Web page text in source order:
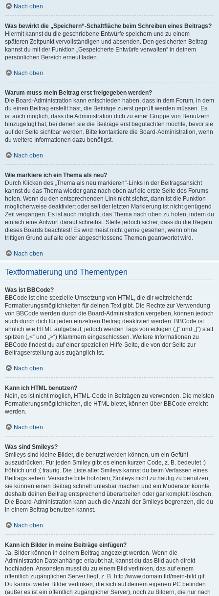
Nach oben
Was bewirkt die „Speichern“-Schaltfläche beim Schreiben eines Beitrags?
Hiermit kannst du die geschriebene Entwürfe speichern und zu einem
späteren Zeitpunkt vervollständigen und absenden. Den gesicherten Beitrag
kannst du mit der Funktion „Gespeicherte Entwürfe verwalten“ in deinem
persönlichen Bereich erneut laden.
Nach oben
Warum muss mein Beitrag erst freigegeben werden?
Die Board-Administration kann entschieden haben, dass in dem Forum, in dem
du einen Beitrag erstellt hast, die Beiträge zuerst geprüft werden müssen. Es
ist auch möglich, dass die Administration dich zu einer Gruppe von Benutzern
hinzugefügt hat, bei denen sie die Beiträge erst begutachten möchte, bevor sie
auf der Seite sichtbar werden. Bitte kontaktiere die Board-Administration, wenn
du weitere Informationen dazu benötigst.
Nach oben
Wie markiere ich ein Thema als neu?
Durch Klicken des „Thema als neu markieren“-Links in der Beitragsansicht
kannst du das Thema wieder ganz nach oben auf die erste Seite des Forums
holen. Wenn du den entsprechenden Link nicht siehst, dann ist die Funktion
möglicherweise deaktiviert oder seit der letzten Markierung ist nicht genügend
Zeit vergangen. Es ist auch möglich, das Thema nach oben zu holen, indem du
einfach eine Antwort darauf schreibst. Stelle jedoch sicher, dass du die Regeln
dieses Boards beachtest! Es wird meist nicht gerne gesehen, wenn ohne
triftigen Grund auf alte oder abgeschlossene Themen geantwortet wird.
Nach oben
Textformatierung und Thementypen
Was ist BBCode?
BBCode ist eine spezielle Umsetzung von HTML, die dir weitreichende
Formatierungsmöglichkeiten für deinen Text gibt. Die Rechte zur Verwendung
von BBCode werden durch die Board-Administration vergeben, können jedoch
auch durch dich für jeden einzelnen Beitrag deaktiviert werden. BBCode ist
ähnlich wie HTML aufgebaut, jedoch werden Tags von eckigen („[“ und „]“) statt
spitzen („<“ und „>“) Klammern eingeschlossen. Weitere Informationen zu
BBCode findest du auf einer speziellen Hilfe-Seite, die von der Seite zur
Beitragserstellung aus zugänglich ist.
Nach oben
Kann ich HTML benutzen?
Nein, es ist nicht möglich, HTML-Code in Beiträgen zu verwenden. Die meisten
Formatierungsmöglichkeiten, die HTML bietet, können über BBCode erreicht
werden.
Nach oben
Was sind Smileys?
Smileys sind kleine Bilder, die benutzt werden können, um ein Gefühl
auszudrücken. Für jeden Smiley gibt es einen kurzen Code, z. B. bedeutet :)
fröhlich und :( traurig. Die Liste aller Smileys kannst du beim Verfassen eines
Beitrags sehen. Versuche bitte trotzdem, Smileys nicht zu häufig zu benutzen,
sie können einen Beitrag schnell unlesbar machen und ein Moderator könnte
deshalb deinen Beitrag entsprechend überarbeiten oder gar komplett löschen.
Die Board-Administration kann auch die Anzahl der Smileys begrenzen, die du
in einem Beitrag benutzen kannst.
Nach oben
Kann ich Bilder in meine Beiträge einfügen?
Ja, Bilder können in deinem Beitrag angezeigt werden. Wenn die
Administration Dateianhänge erlaubt hat, kannst du das Bild auch direkt
hochladen. Ansonsten musst du zu einem Bild verlinken, das auf einem
öffentlich zugänglichen Server liegt, z. B. http://www.domain.tld/mein-bild.gif.
Du kannst weder Bilder verlinken, die sich auf deinem eigenen PC befinden
(außer es ist ein öffentlich zugänglicher Server), noch zu Bildern, die nur nach